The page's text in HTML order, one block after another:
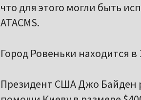
что для этого могли быть
ATACMS.
Город Ровеньки находится
Президент США Джо Байден